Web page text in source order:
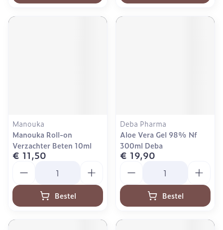
Manouka
Manouka Roll-on
Verzachter Beten 10ml
€ 11,50
Bestel
Deba Pharma
Aloe Vera Gel 98% Nf
300ml Deba
€ 19,90
Bestel